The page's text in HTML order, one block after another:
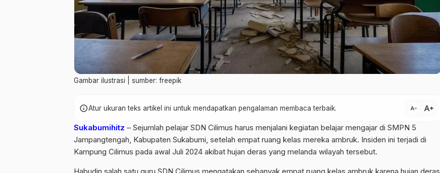
Gambar ilustrasi | sumber: freepik
infoAtur ukuran teks artikel ini untuk mendapatkan pengalaman membaca terbaik. text_decrease text_increase
Sukabumihitz – Sejumlah pelajar SDN Cilimus harus menjalani kegiatan belajar mengajar di SMPN 5
Jampangtengah, Kabupaten Sukabumi, setelah empat ruang kelas mereka ambruk. Insiden ini terjadi di
Kampung Cilimus pada awal Juli 2024 akibat hujan deras yang melanda wilayah tersebut.